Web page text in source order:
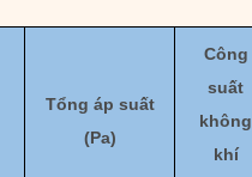
Tổng áp suất
(Pa)
Công
suất
không
khí